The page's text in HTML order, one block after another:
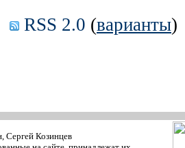
RSS 2.0 (варианты)
Сергей Козинцев